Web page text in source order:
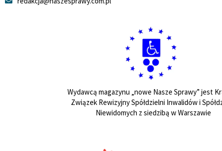
Wydawcą magazynu „nowe Nasze Sprawy” jest
Związek Rewizyjny Spółdzielni Inwalidów i
Niewidomych z siedzibą w Warszawie